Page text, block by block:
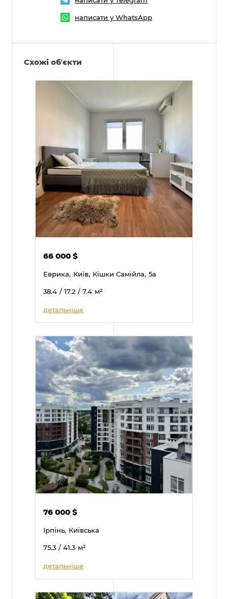
написати у WhatsApp
Схожі обʼєкти
66 000$
Еврика, Київ, Кішки Самійла, 5а
38.4 / 17.2 / 7.4 м²
детальніше
76 000$
Ірпінь, Київська
75.3 / 41.3 м²
детальніше